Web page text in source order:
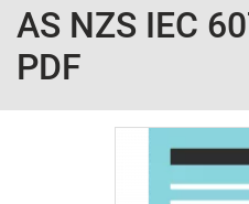
AS NZS IEC
PDF